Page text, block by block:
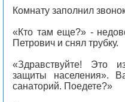
Комнату заполнил
«Кто там еще?» -
Петрович и снял трубку.
«Здравствуйте! Это
защиты населения».
санаторий. Поедете?»